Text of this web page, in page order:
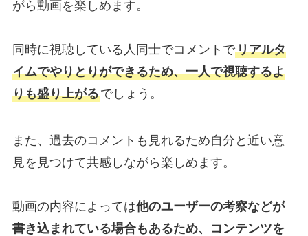
がら動画を楽しめます。
同時に視聴している人同士でコメントでリアルタ
イムでやりとりができるため、一人で視聴するよ
りも盛り上がるでしょう。
また、過去のコメントも見れるため自分と近い意
見を見つけて共感しながら楽しめます。
動画の内容によっては他のユーザーの考察などが
書き込まれている場合もあるため、コンテンツを